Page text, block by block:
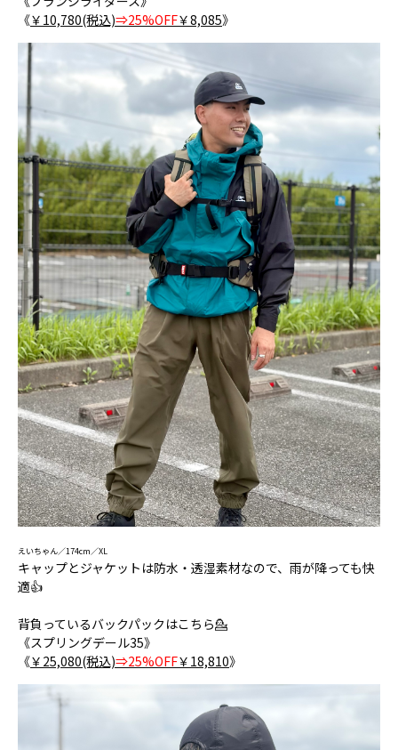
《￥10,780(税込)⇒25%OFF￥8,085》
えいちゃん／174cm／XL
キャップとジャケットは防水・透湿素材なので、雨が降っても快
適👍
背負っているバックパックはこちら💁
《スプリングデール35》
《￥25,080(税込)⇒25%OFF￥18,810》